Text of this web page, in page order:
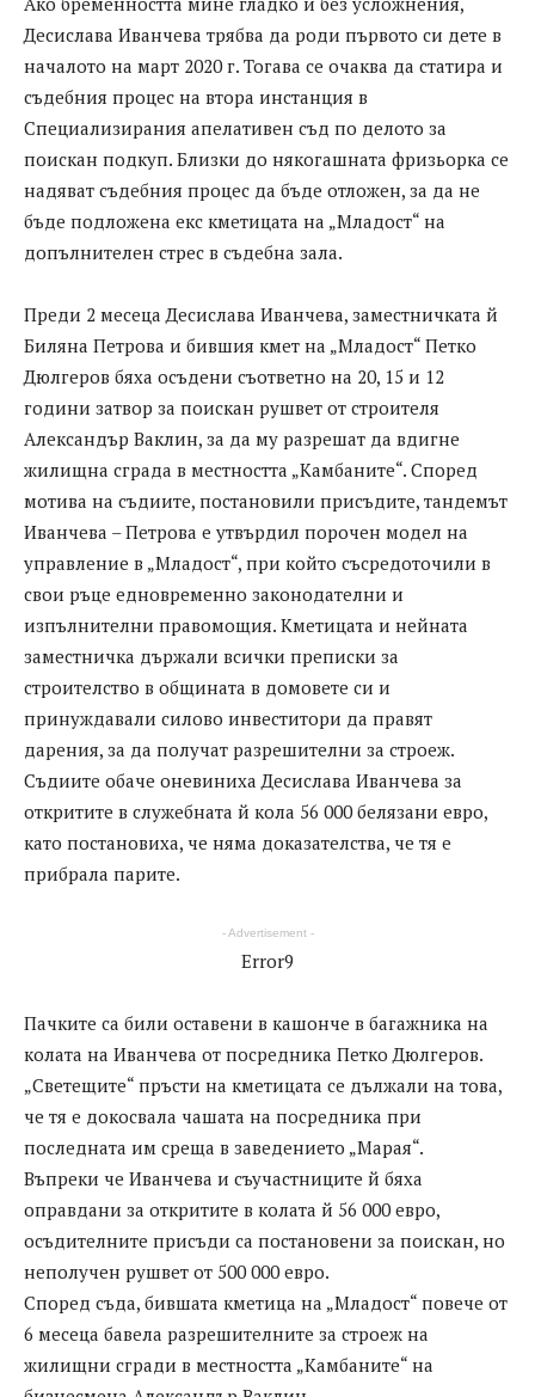
Десислава Иванчева трябва да роди първото си дете в
началото на март 2020 г. Тогава се очаква да статира и
съдебния процес на втора инстанция в
Специализирания апелативен съд по делото за
поискан подкуп. Близки до някогашната фризьорка се
надяват съдебния процес да бъде отложен, за да не
бъде подложена екс кметицата на „Младост“ на
допълнителен стрес в съдебна зала.
Преди 2 месеца Десислава Иванчева, заместничката й
Биляна Петрова и бившия кмет на „Младост“ Петко
Дюлгеров бяха осъдени съответно на 20, 15 и 12
години затвор за поискан рушвет от строителя
Александър Ваклин, за да му разрешат да вдигне
жилищна сграда в местността „Камбаните“. Според
мотива на съдиите, постановили присъдите, тандемът
Иванчева – Петрова е утвърдил порочен модел на
управление в „Младост“, при който съсредоточили в
свои ръце едновременно законодателни и
изпълнителни правомощия. Кметицата и нейната
заместничка държали всички преписки за
строителство в общината в домовете си и
принуждавали силово инвеститори да правят
дарения, за да получат разрешителни за строеж.
Съдиите обаче оневиниха Десислава Иванчева за
откритите в служебната й кола 56 000 белязани евро,
като постановиха, че няма доказателства, че тя е
прибрала парите.
- Advertisement -
Error9
Пачките са били оставени в кашонче в багажника на
колата на Иванчева от посредника Петко Дюлгеров.
„Светещите“ пръсти на кметицата се дължали на това,
че тя е докосвала чашата на посредника при
последната им среща в заведението „Марая“.
Въпреки че Иванчева и съучастниците й бяха
оправдани за откритите в колата й 56 000 евро,
осъдителните присъди са постановени за поискан, но
неполучен рушвет от 500 000 евро.
Според съда, бившата кметица на „Младост“ повече от
6 месеца бавела разрешителните за строеж на
жилищни сгради в местността „Камбаните“ на